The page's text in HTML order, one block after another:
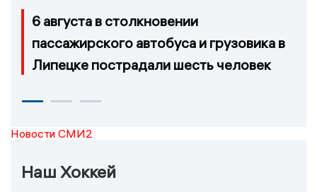
6 августа в столкновении
пассажирского автобуса и грузовика в
Липецке пострадали шесть человек
Новости СМИ2
Наш Хоккей